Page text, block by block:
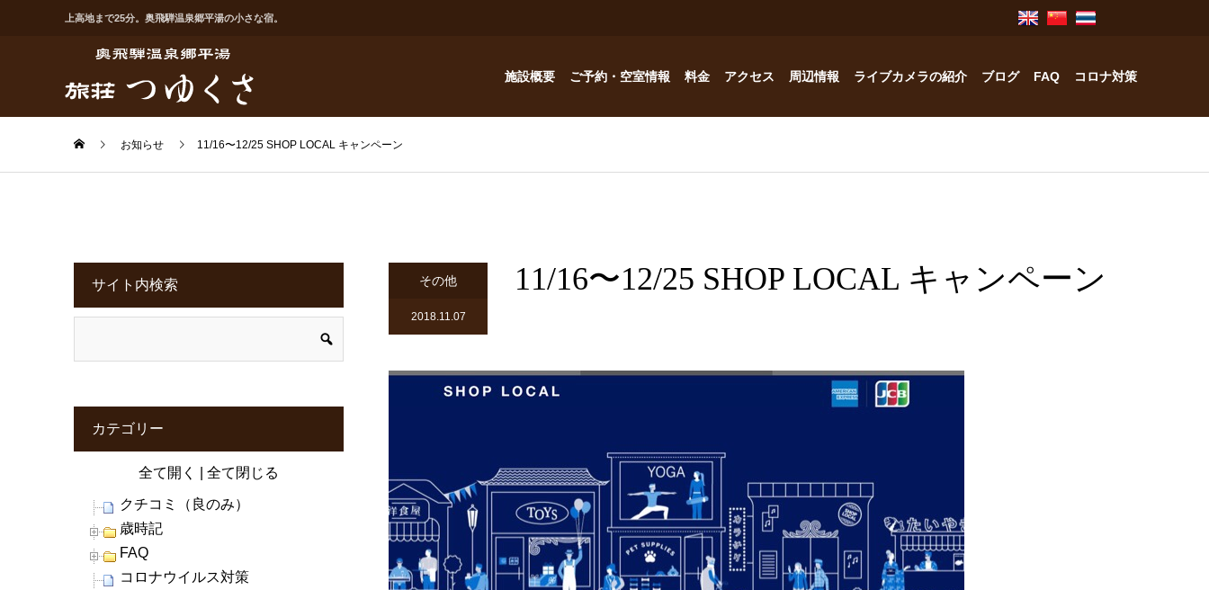
上高地まで25分。奥飛騨温泉郷平湯の小さな宿。
施設概要
ドッグハウス
ご予約・空室情報 料金 アクセス 周辺情報
中林工務店
ライブカメラの紹介 ブログ FAQ コロナ対策
お知らせ 11/16〜12/25 SHOP LOCAL キャンペーン
その他
2018.11.07
11/16〜12/25 SHOP LOCAL キャンペーン
サイト内検索
カテゴリー
全て開く 全て閉じる
クチコミ（良のみ）
歳時記
FAQ
コロナウイルス対策